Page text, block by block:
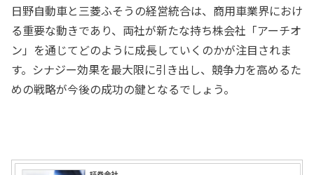
日野自動車と三菱ふそうの経営統合は、商用車業界におけ
る重要な動きであり、両社が新たな持ち株会社「アーチオ
ン」を通じてどのように成長していくのかが注目されま
す。シナジー効果を最大限に引き出し、競争力を高めるた
めの戦略が今後の成功の鍵となるでしょう。